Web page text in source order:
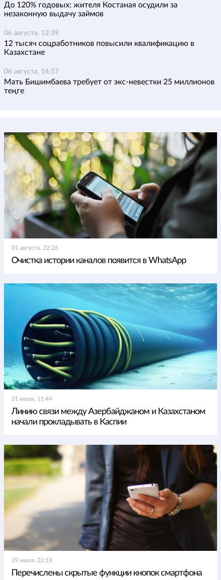
До 120% годовых: жителя Костаная осудили за
незаконную выдачу займов
06 августа, 12:39
12 тысяч соцработников повысили квалификацию в
Казахстане
06 августа, 14:57
Мать Бишимбаева требует от экс-невестки 25 миллионов
теңге
01 августа, 22:26
Очистка истории каналов появится в WhatsApp
31 июля, 11:44
Линию связи между Азербайджаном и Казахстаном
начали прокладывать в Каспии
29 июля, 22:18
Перечислены скрытые функции кнопок смартфона